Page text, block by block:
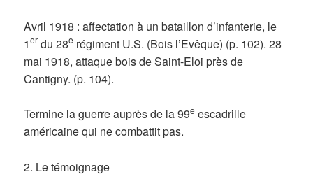
Avril 1918 : affectation à un bataillon d’infanterie, le
1er du 28e régiment U.S. (Bois l’Evêque) (p. 102). 28
mai 1918, attaque bois de Saint-Eloi près de
Cantigny. (p. 104).
Termine la guerre auprès de la 99e escadrille
américaine qui ne combattit pas.
2. Le témoignage